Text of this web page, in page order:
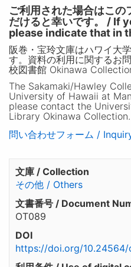
ご利用された場合はこの
だけると幸いです。 / If
please indicate that in
阪巻・宝玲文庫はハワイ大
す。資料の利用に関するお
校図書館 Okinawa
The Sakamaki/Hawley
University of Hawaii at
please contact the
Library Okinawa Collection.
問い合わせフォーム /
文庫 / Collection
その他 / Others
文書番号 / Document
OT089
DOI
https://doi.org/10.24564/